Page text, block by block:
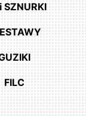
SZNURKI
FILC